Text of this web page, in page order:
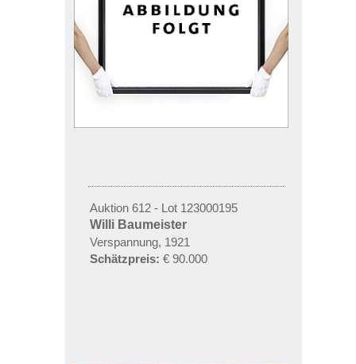
Auktion 612 - Lot 123000195
Willi Baumeister
Verspannung, 1921
Schätzpreis: € 90.000